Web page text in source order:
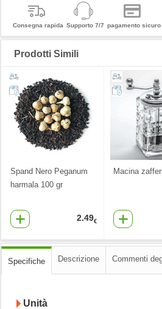
Consegna rapida Supporto 7/7 pagamento sicuro
Prodotti Simili
Spand Nero Peganum
harmala 100 gr
2.49€
Macina
Specifiche Descrizione Commenti
Unità